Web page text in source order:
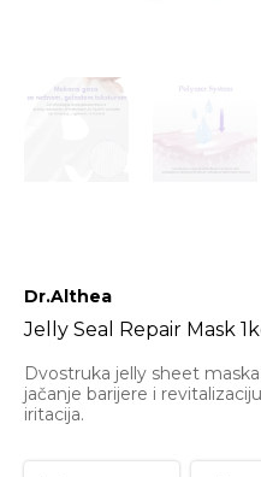
Dr.Althea
Jelly Seal Repair Mask
Dvostruka jelly sheet
jačanje barijere i
iritacija.